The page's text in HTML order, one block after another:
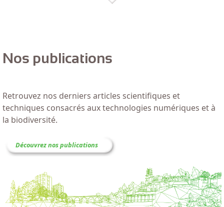
Nos publications
Retrouvez nos derniers articles scientifiques et
techniques consacrés aux technologies numériques et à
la biodiversité.
Découvrez nos publications